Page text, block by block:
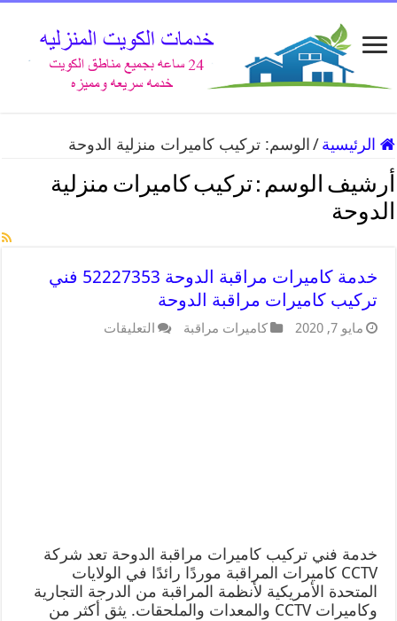
الرئيسية / الوسم:تركيب كاميرات منزلية الدوحة
أرشيف الوسم :تركيب كاميرات منزلية
الدوحة
خدمة كاميرات مراقبة الدوحة 52227353 فني
تركيب كاميرات مراقبة الدوحة
مايو 7, 2020 كاميرات مراقبة التعليقات
خدمة فني تركيب كاميرات مراقبة الدوحة تعد شركة
CCTV كاميرات المراقبة موردًا رائدًا في الولايات
المتحدة الأمريكية لأنظمة المراقبة من الدرجة التجارية
وكاميرات CCTV والمعدات والملحقات. يثق أكثر من